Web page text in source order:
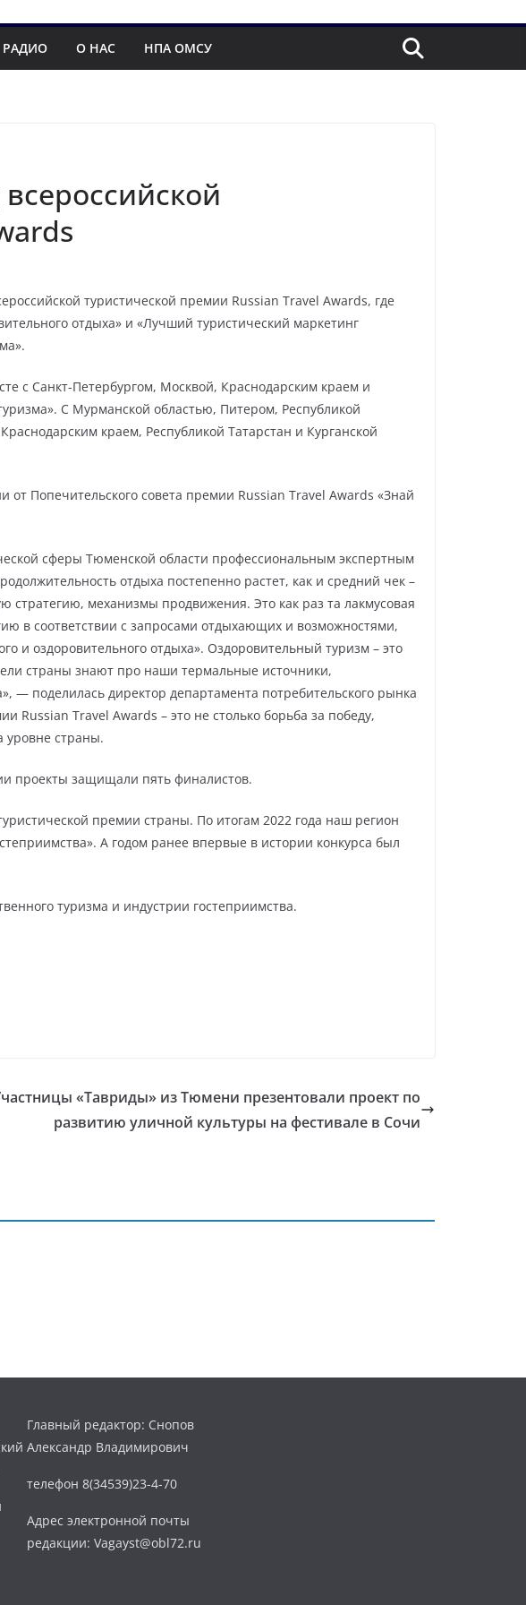
РАДИО О НАС НПА ОМСУ
туристической премии Russian Travel Awards, где
отдыха» и «Лучший туристический маркетинг
с Санкт-Петербургом, Москвой, Краснодарским краем и
С Мурманской областью, Питером, Республикой
краем, Республикой Татарстан и Курганской
Попечительского совета премии Russian Travel Awards «Знай
сферы Тюменской области профессиональным экспертным
отдыха постепенно растет, как и средний чек –
механизмы продвижения. Это как раз та лакмусовая
в соответствии с запросами отдыхающих и возможностями,
и оздоровительного отдыха». Оздоровительный туризм – это
страны знают про наши термальные источники,
— поделилась директор департамента потребительского рынка
Travel Awards – это не столько борьба за победу,
уровне страны.
проекты защищали пять финалистов.
премии страны. По итогам 2022 года наш регион
А годом ранее впервые в истории конкурса был
туризма и индустрии гостеприимства.
«Тавриды» из Тюмени презентовали проект по
развитию уличной культуры на фестивале в Сочи
Главный редактор: Снопов
Александр Владимирович
телефон 8(34539)23-4-70
Адрес электронной почты
редакции: Vagayst@obl72.ru